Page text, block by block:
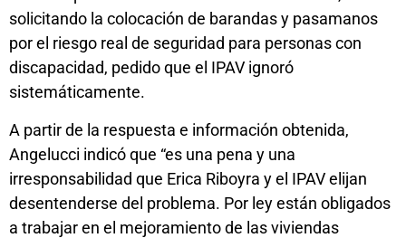
solicitando la colocación de barandas y pasamanos
por el riesgo real de seguridad para personas con
discapacidad, pedido que el IPAV ignoró
sistemáticamente.
A partir de la respuesta e información obtenida,
Angelucci indicó que “es una pena y una
irresponsabilidad que Erica Riboyra y el IPAV elijan
desentenderse del problema. Por ley están obligados
a trabajar en el mejoramiento de las viviendas